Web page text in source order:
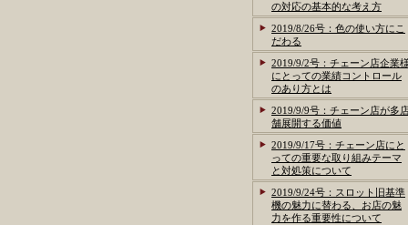
の対応の基本的な考え方
2019/8/26号：色の使い方にこ
だわる
2019/9/2号：チェーン店企業
にとっての業績コントロール
のあり方とは
2019/9/9号：チェーン店が多
舗展開する価値
2019/9/17号：チェーン店にと
っての重要な取り組みテーマ
と対処策について
2019/9/24号：スロット旧基準
機の魅力に替わる、お店の魅
力を作る重要性について